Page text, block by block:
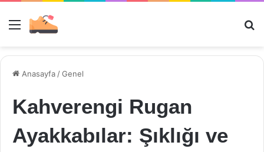
Menü
Anasayfa /Genel
Kahverengi Rugan
Ayakkabılar: Şıklığı ve